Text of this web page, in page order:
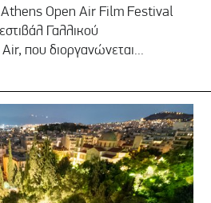
Athens Open Air Film Festival
Γαλλικού
που διοργανώνεται...